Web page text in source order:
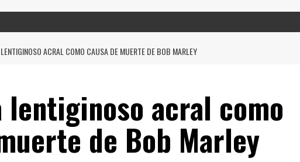
ACRAL COMO CAUSA DE MUERTE DE BOB MARLEY
lentiginoso acral como
de Bob Marley